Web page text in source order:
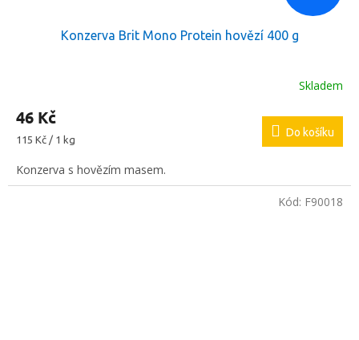
Konzerva Brit Mono Protein hovězí 400 g
Skladem
46 Kč
Měrná
115 Kč / 1 kg
Do košíku
Konzerva s hovězím masem.
Kód: F90018